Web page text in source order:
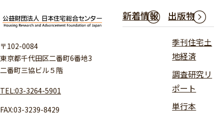
〒102-0084
東京都千代田区二番町6番地3
二番町三協ビル５階
TEL:03-3264-5901
FAX:03-3239-8429
新着情報 出版物
季刊住宅土
地経済
調査研究リ
ポート
単行本